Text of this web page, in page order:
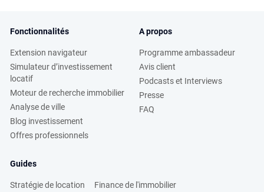
Fonctionnalités
Extension navigateur
Simulateur d’investissement
locatif
Moteur de recherche immobilier
Analyse de ville
Blog investissement
Offres professionnels
A propos
Programme ambassadeur
Avis client
Podcasts et Interviews
Presse
FAQ
Guides
Stratégie de location
Finance de l'immobilier